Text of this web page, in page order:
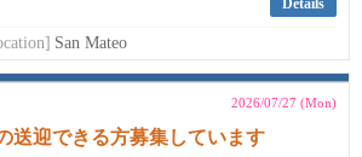
Details
San Mateo
2026/07/27 (Mon)
送迎できる方募集しています